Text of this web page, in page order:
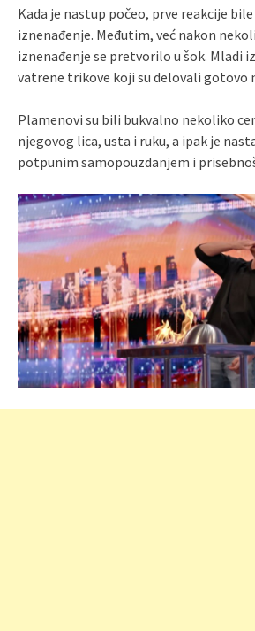
Kada je nastup počeo, prve reakcije
iznenađenje. Međutim, već nakon
iznenađenje se pretvorilo u šok. Mladi
vatrene trikove koji su delovali gotovo
Plamenovi su bili bukvalno nekoliko
njegovog lica, usta i ruku, a ipak je
potpunim samopouzdanjem i